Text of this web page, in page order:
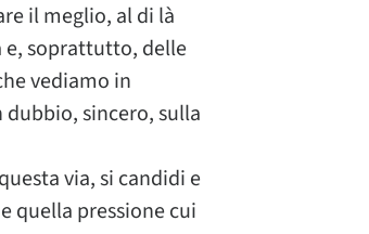
il meglio, al di là
e, soprattutto, delle
vediamo in
sincero, sulla
via, si candidi e
quella pressione cui